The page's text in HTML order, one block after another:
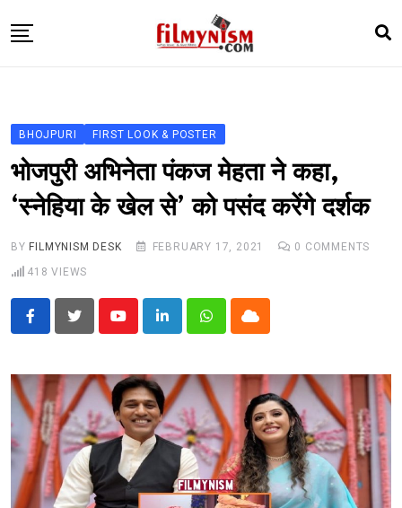
to
TELEVISION
BHOJPURI
NEWS ABTAK
STARRY SIDES
BHOJPURI FIRST LOOK & POSTER
भोजपुरी अभिनेता पंकज मेहता ने कहा,
‘स्नेहिया के खेल से’ को पसंद करेंगे दर्शक
BY FILMYNISM DESK FEBRUARY 17, 2021 0 COMMENTS
418 VIEWS
YoutubeLinkedInWhatsappCloud